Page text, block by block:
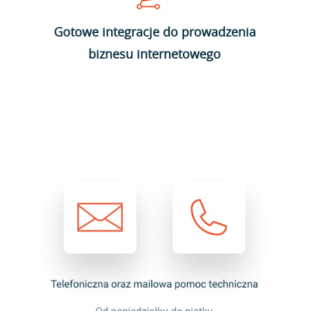
Gotowe integracje do prowadzenia
biznesu internetowego